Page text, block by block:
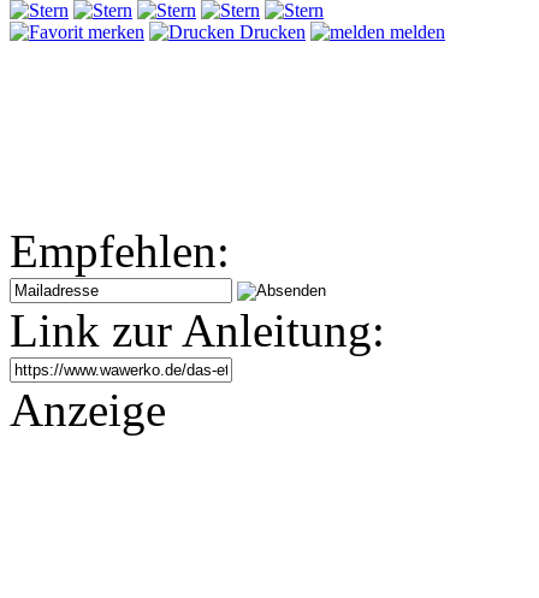
merken Drucken melden
Empfehlen:
Link zur Anleitung:
Anzeige